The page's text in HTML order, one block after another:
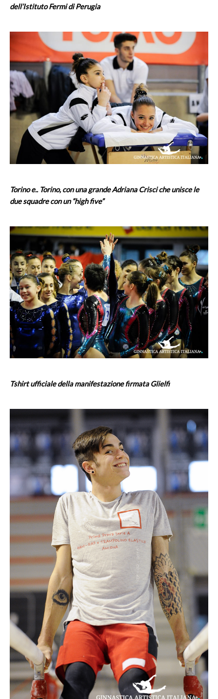
dell’Istituto Fermi di Perugia
Torino e.. Torino, con una grande Adriana Crisci che unisce le
due squadre con un “high five”
Tshirt ufficiale della manifestazione firmata Glielfi